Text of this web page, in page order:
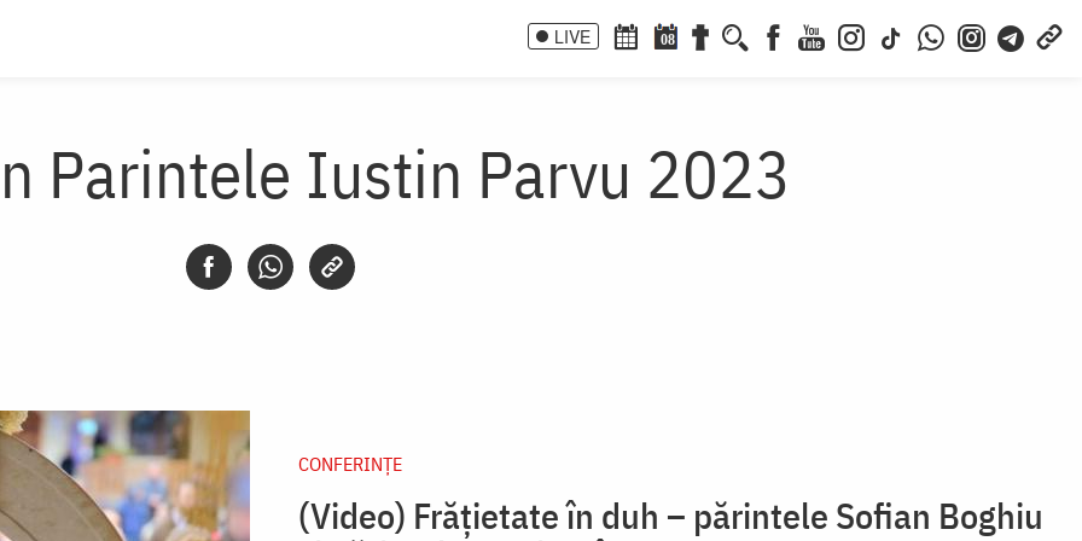
LIVE 08
Parintele Iustin Parvu 2023
CONFERINȚE
(Video) Frățietate în duh – părintele Sofian Boghiu